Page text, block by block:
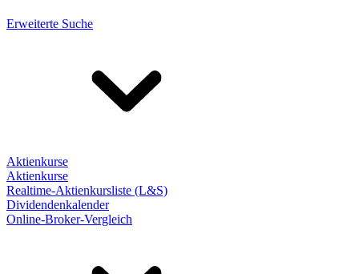
Erweiterte Suche
Aktienkurse
Aktienkurse
Realtime-Aktienkursliste (L&S)
Dividendenkalender
Online-Broker-Vergleich